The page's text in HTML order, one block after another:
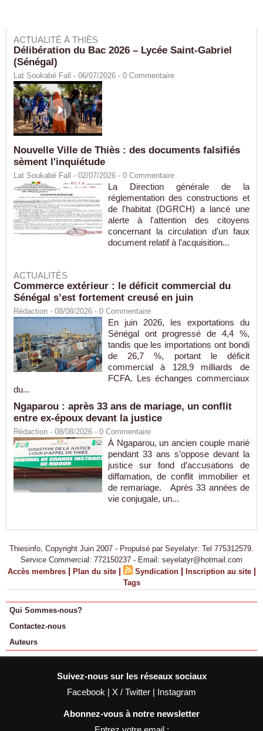
ACTUALITÉ À THIÈS
Délibération du Bac 2026 – Lycée Saint-Gabriel
(Sénégal)
Lat Soukabé Fall - 06/07/2026 - 0 Commentaire
Nouvelle Ville de Thiès : des documents falsifiés
sèment l'inquiétude
Lat Soukabé Fall - 02/07/2026 - 0 Commentaire
La Direction générale de la
réglementation des constructions et
de l'habitat (DGRCH) a lancé une
alerte à l'attention des citoyens
concernant la circulation d'un faux
document relatif à l'acquisition...
ACTUALITÉS
Commerce extérieur : le déficit commercial du
Sénégal s’est fortement creusé en juin
Rédaction - 08/08/2026 - 0 Commentaire
En juin 2026, les exportations du
Sénégal ont progressé de 4,4 %,
tandis que les importations ont bondi
de 26,7 %, portant le déficit
commercial à 128,9 milliards de
FCFA. Les échanges commerciaux
du...
Ngaparou : après 33 ans de mariage, un conflit
entre ex-époux devant la justice
Rédaction - 08/08/2026 - 0 Commentaire
À Ngaparou, un ancien couple marié
pendant 33 ans s’oppose devant la
justice sur fond d’accusations de
diffamation, de conflit immobilier et
de remariage. Après 33 années de
vie conjugale, un...
Thiesinfo, Copyright Juin 2007 - Propulsé par Seyelatyr: Tel 775312579.
Service Commercial: 772150237 - Email: seyelatyr@hotmail.com
Accès membres | Plan du site | Syndication | Inscription au site |
Tags
Qui Sommes-nous?
Contactez-nous
Auteurs
Suivez-nous sur les réseaux sociaux
Facebook | X / Twitter | Instagram
Abonnez-vous à notre newsletter